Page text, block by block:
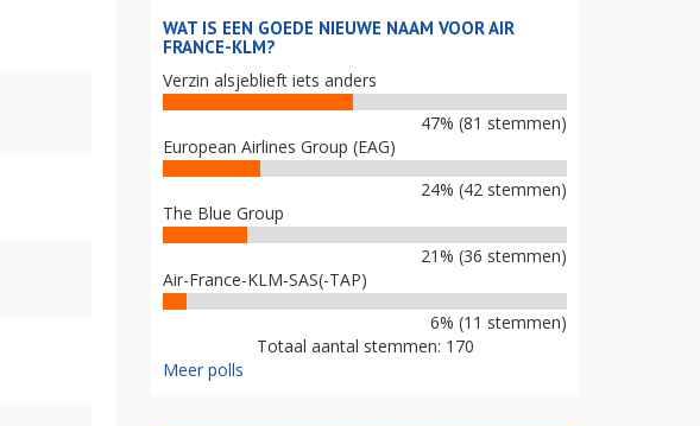
WAT IS EEN GOEDE NIEUWE NAAM VOOR AIR
FRANCE-KLM?
Verzin alsjeblieft iets anders
47% (81 stemmen)
European Airlines Group (EAG)
24% (42 stemmen)
The Blue Group
21% (36 stemmen)
Air-France-KLM-SAS(-TAP)
6% (11 stemmen)
Totaal aantal stemmen: 170
Meer polls